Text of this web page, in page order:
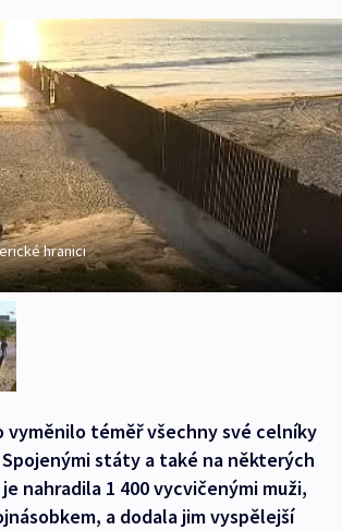
hranici
vyměnilo téměř všechny své celníky
státy a také na některých
nahradila 1 400 vycvičenými muži,
a dodala jim vyspělejší